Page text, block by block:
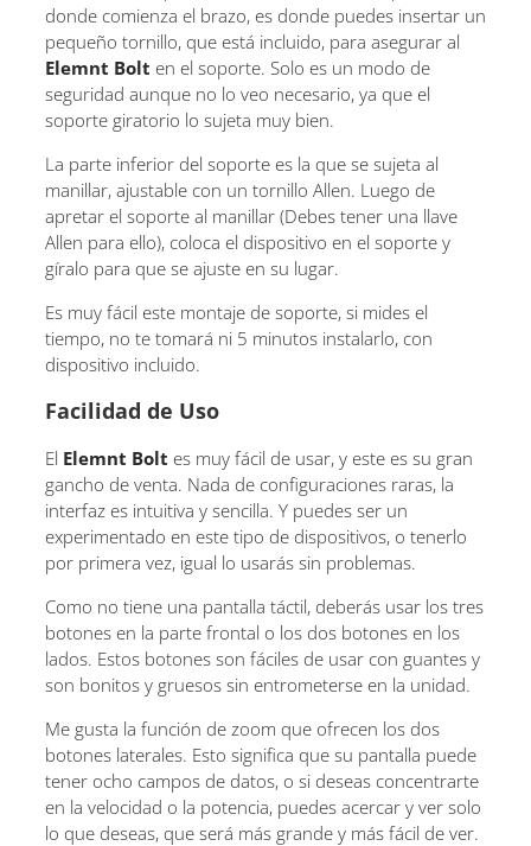
donde comienza el brazo, es donde puedes insertar un
pequeño tornillo, que está incluido, para asegurar al
Elemnt Bolt en el soporte. Solo es un modo de
seguridad aunque no lo veo necesario, ya que el
soporte giratorio lo sujeta muy bien.
La parte inferior del soporte es la que se sujeta al
manillar, ajustable con un tornillo Allen. Luego de
apretar el soporte al manillar (Debes tener una llave
Allen para ello), coloca el dispositivo en el soporte y
gíralo para que se ajuste en su lugar.
Es muy fácil este montaje de soporte, si mides el
tiempo, no te tomará ni 5 minutos instalarlo, con
dispositivo incluido.
Facilidad de Uso
El Elemnt Bolt es muy fácil de usar, y este es su gran
gancho de venta. Nada de configuraciones raras, la
interfaz es intuitiva y sencilla. Y puedes ser un
experimentado en este tipo de dispositivos, o tenerlo
por primera vez, igual lo usarás sin problemas.
Como no tiene una pantalla táctil, deberás usar los tres
botones en la parte frontal o los dos botones en los
lados. Estos botones son fáciles de usar con guantes y
son bonitos y gruesos sin entrometerse en la unidad.
Me gusta la función de zoom que ofrecen los dos
botones laterales. Esto significa que su pantalla puede
tener ocho campos de datos, o si deseas concentrarte
en la velocidad o la potencia, puedes acercar y ver solo
lo que deseas, que será más grande y más fácil de ver.